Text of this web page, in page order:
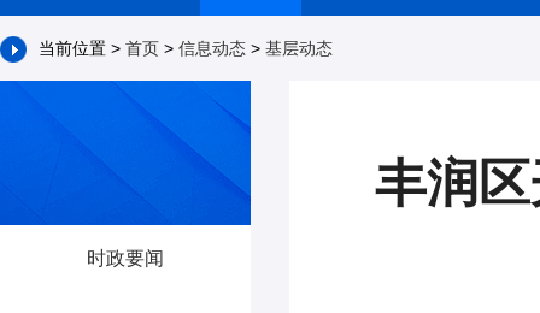
当前位置 > 首页 > 信息动态 > 基层动态
时政要闻
丰润